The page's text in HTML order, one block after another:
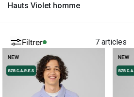
Hauts Violet homme
Filtrer 7 articles